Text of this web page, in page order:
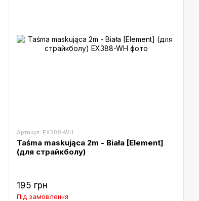
Артикул: EX388-WH
Taśma maskująca 2m - Biała [Element]
(для страйкболу)
195 грн
Під замовлення